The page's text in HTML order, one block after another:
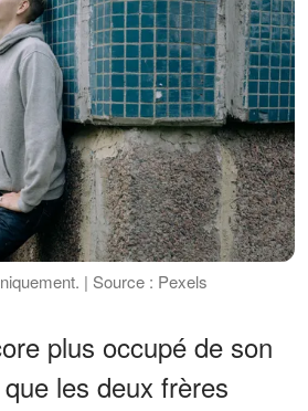
| Source : Pexels
plus occupé de son
les deux frères